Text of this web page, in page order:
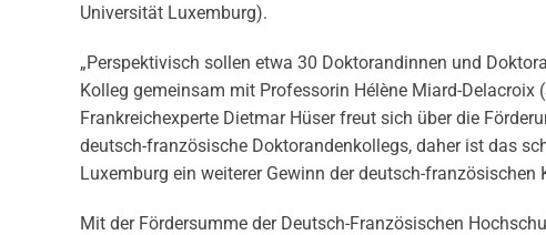
Universität Luxemburg).
„Perspektivisch sollen etwa 30 Doktorandinnen und
Kolleg gemeinsam mit Professorin Hélène Miard-
Frankreichexperte Dietmar Hüser freut sich über die
deutsch-französische Doktorandenkollegs, daher ist das
Luxemburg ein weiterer Gewinn der deutsch-
Mit der Fördersumme der Deutsch-Französischen